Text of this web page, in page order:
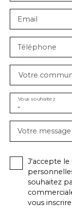
Email
Téléphone
Votre
-
Vous souhaitez
Votre message
J'accepte
souhaitez
vous